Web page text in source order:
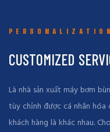
PERSONALIZATION
CUSTOMIZED
Là nhà sản xuất máy bơm
tùy chỉnh được cá nhân hóa
khách hàng là khác nhau.